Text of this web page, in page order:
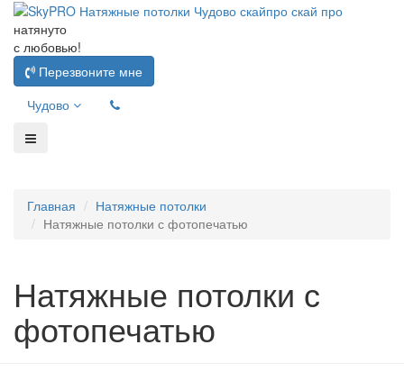
натянуто
с любовью!
Перезвоните мне
Чудово
Главная
Натяжные потолки
Натяжные потолки с фотопечатью
Натяжные потолки с
фотопечатью